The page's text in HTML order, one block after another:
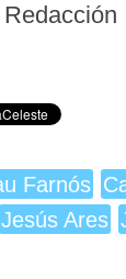
Farnós
Jesús Ares